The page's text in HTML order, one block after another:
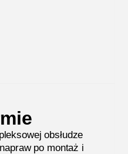
obsłudze
po montaż i